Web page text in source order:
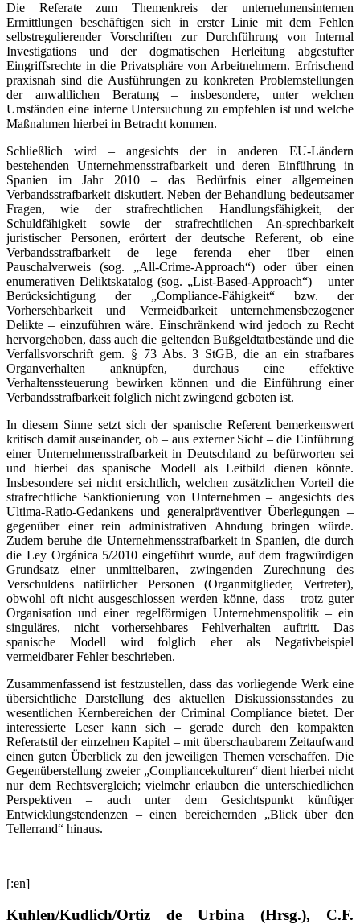
Die Referate zum Themenkreis der unternehmensinternen
Ermittlungen beschäftigen sich in erster Linie mit dem Fehlen
selbstregulierender Vorschriften zur Durchführung von Internal
Investigations und der dogmatischen Herleitung abgestufter
Eingriffsrechte in die Privatsphäre von Arbeitnehmern. Erfrischend
praxisnah sind die Ausführungen zu konkreten Problemstellungen
der anwaltlichen Beratung – insbesondere, unter welchen
Umständen eine interne Untersuchung zu empfehlen ist und welche
Maßnahmen hierbei in Betracht kommen.
Schließlich wird – angesichts der in anderen EU-Ländern
bestehenden Unternehmensstrafbarkeit und deren Einführung in
Spanien im Jahr 2010 – das Bedürfnis einer allgemeinen
Verbandsstrafbarkeit diskutiert. Neben der Behandlung bedeutsamer
Fragen, wie der strafrechtlichen Handlungsfähigkeit, der
Schuldfähigkeit sowie der strafrechtlichen An-sprechbarkeit
juristischer Personen, erörtert der deutsche Referent, ob eine
Verbandsstrafbarkeit de lege ferenda eher über einen
Pauschalverweis (sog. „All-Crime-Approach“) oder über einen
enumerativen Deliktskatalog (sog. „List-Based-Approach“) – unter
Berücksichtigung der „Compliance-Fähigkeit“ bzw. der
Vorhersehbarkeit und Vermeidbarkeit unternehmensbezogener
Delikte – einzuführen wäre. Einschränkend wird jedoch zu Recht
hervorgehoben, dass auch die geltenden Bußgeldtatbestände und die
Verfallsvorschrift gem. § 73 Abs. 3 StGB, die an ein strafbares
Organverhalten anknüpfen, durchaus eine effektive
Verhaltenssteuerung bewirken können und die Einführung einer
Verbandsstrafbarkeit folglich nicht zwingend geboten ist.
In diesem Sinne setzt sich der spanische Referent bemerkenswert
kritisch damit auseinander, ob – aus externer Sicht – die Einführung
einer Unternehmensstrafbarkeit in Deutschland zu befürworten sei
und hierbei das spanische Modell als Leitbild dienen könnte.
Insbesondere sei nicht ersichtlich, welchen zusätzlichen Vorteil die
strafrechtliche Sanktionierung von Unternehmen – angesichts des
Ultima-Ratio-Gedankens und generalpräventiver Überlegungen –
gegenüber einer rein administrativen Ahndung bringen würde.
Zudem beruhe die Unternehmensstrafbarkeit in Spanien, die durch
die Ley Orgánica 5/2010 eingeführt wurde, auf dem fragwürdigen
Grundsatz einer unmittelbaren, zwingenden Zurechnung des
Verschuldens natürlicher Personen (Organmitglieder, Vertreter),
obwohl oft nicht ausgeschlossen werden könne, dass – trotz guter
Organisation und einer regelförmigen Unternehmenspolitik – ein
singuläres, nicht vorhersehbares Fehlverhalten auftritt. Das
spanische Modell wird folglich eher als Negativbeispiel
vermeidbarer Fehler beschrieben.
Zusammenfassend ist festzustellen, dass das vorliegende Werk eine
übersichtliche Darstellung des aktuellen Diskussionsstandes zu
wesentlichen Kernbereichen der Criminal Compliance bietet. Der
interessierte Leser kann sich – gerade durch den kompakten
Referatstil der einzelnen Kapitel – mit überschaubarem Zeitaufwand
einen guten Überblick zu den jeweiligen Themen verschaffen. Die
Gegenüberstellung zweier „Compliancekulturen“ dient hierbei nicht
nur dem Rechtsvergleich; vielmehr erlauben die unterschiedlichen
Perspektiven – auch unter dem Gesichtspunkt künftiger
Entwicklungstendenzen – einen bereichernden „Blick über den
Tellerrand“ hinaus.
[:en]
Kuhlen/Kudlich/Ortiz de Urbina (Hrsg.), C.F.